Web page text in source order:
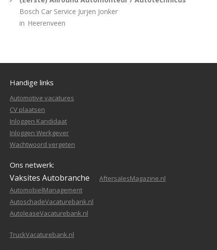
Bosch Car Service Jurjen Jonker
in Heerenveen
Handige links
Automotive vacatures
CV plaatsen
Inloggen Kandidaat
Inloggen Werkgever
Wachtwoord vergeten
Ons netwerk:
Vaksites Autobranche
AftersalesMagazine.nl
AutomobielManagement
AutoschadeVacaturebank.nl
AutoleaseVacaturebank.nl
TruckVacaturebank.nl